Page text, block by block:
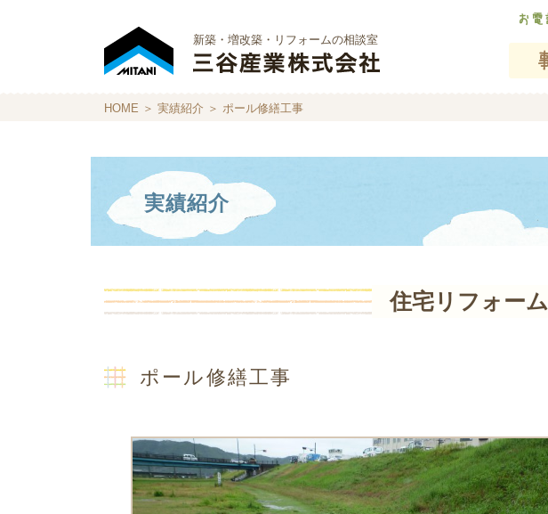
新築・増改築・リフォームの相談室
HOME ＞ 実績紹介 ＞ ポール修繕工事
実績紹介
住宅リフォーム
ポール修繕工事